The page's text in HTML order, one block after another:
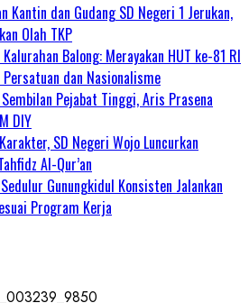
Kantin dan Gudang SD Negeri 1 Jerukan,
Olah TKP
Balong: Merayakan HUT ke-81 RI
dan Nasionalisme
Pejabat Tinggi, Aris Prasena
DIY
SD Negeri Wojo Luncurkan
Al-Qur’an
Gunungkidul Konsisten Jalankan
Program Kerja